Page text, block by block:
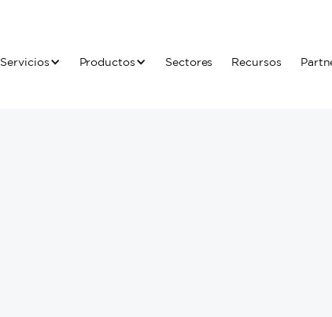
Servicios Productos Sectores Recursos